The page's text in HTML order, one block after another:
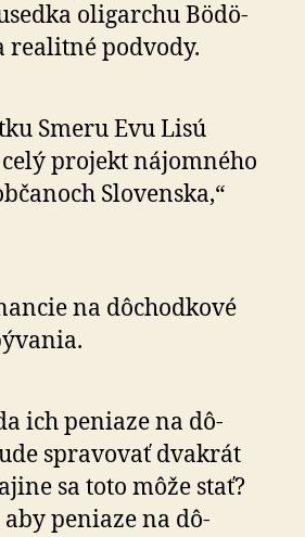
oligarchu Bö­dö­
realitné podvody.
Smeru Evu Lisú
projekt ná­jom­né­ho
Slovenska,“
na dôchodkové
ich peniaze na dô­
spravovať dvakrát
sa toto môže stať?
aby peniaze na dô­